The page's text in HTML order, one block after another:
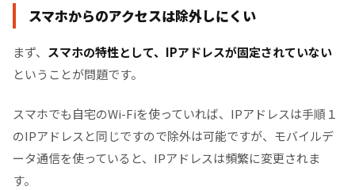
スマホからのアクセスは除外しにくい
まず、 スマホの特性として、IPアドレスが固定されていない
ということが問題です。
スマホでも自宅のWi-Fiを使っていれば、IPアドレスは手順１
のIPアドレスと同じですので除外は可能ですが、モバイルデ
ータ通信を使っていると、IPアドレスは頻繁に変更されま
す。